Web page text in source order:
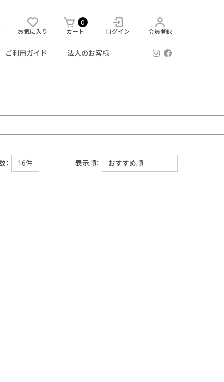
お気に入り
0
カート ログイン 会員登録
ご利用ガイド 法人のお客様
： 表示順：